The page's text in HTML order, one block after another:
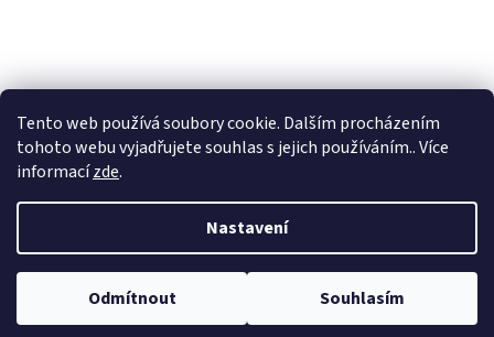
Tento web používá soubory cookie. Dalším procházením
tohoto webu vyjadřujete souhlas s jejich používáním.. Více
informacízde.
Nastavení
Odmítnout Souhlasím
Vytvořil Shoptet
Copyright 2026ENDURO9.CZ . Všechna práva vyhrazena.